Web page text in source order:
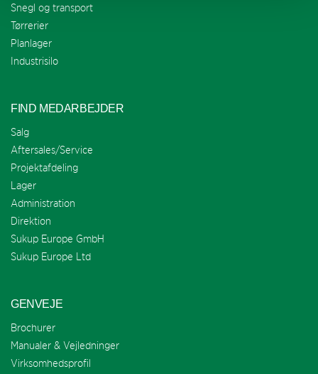
Snegl og transport
Tørrerier
Planlager
Industrisilo
FIND MEDARBEJDER
Salg
Aftersales/Service
Projektafdeling
Lager
Administration
Direktion
Sukup Europe GmbH
Sukup Europe Ltd
GENVEJE
Brochurer
Manualer & Vejledninger
Virksomhedsprofil